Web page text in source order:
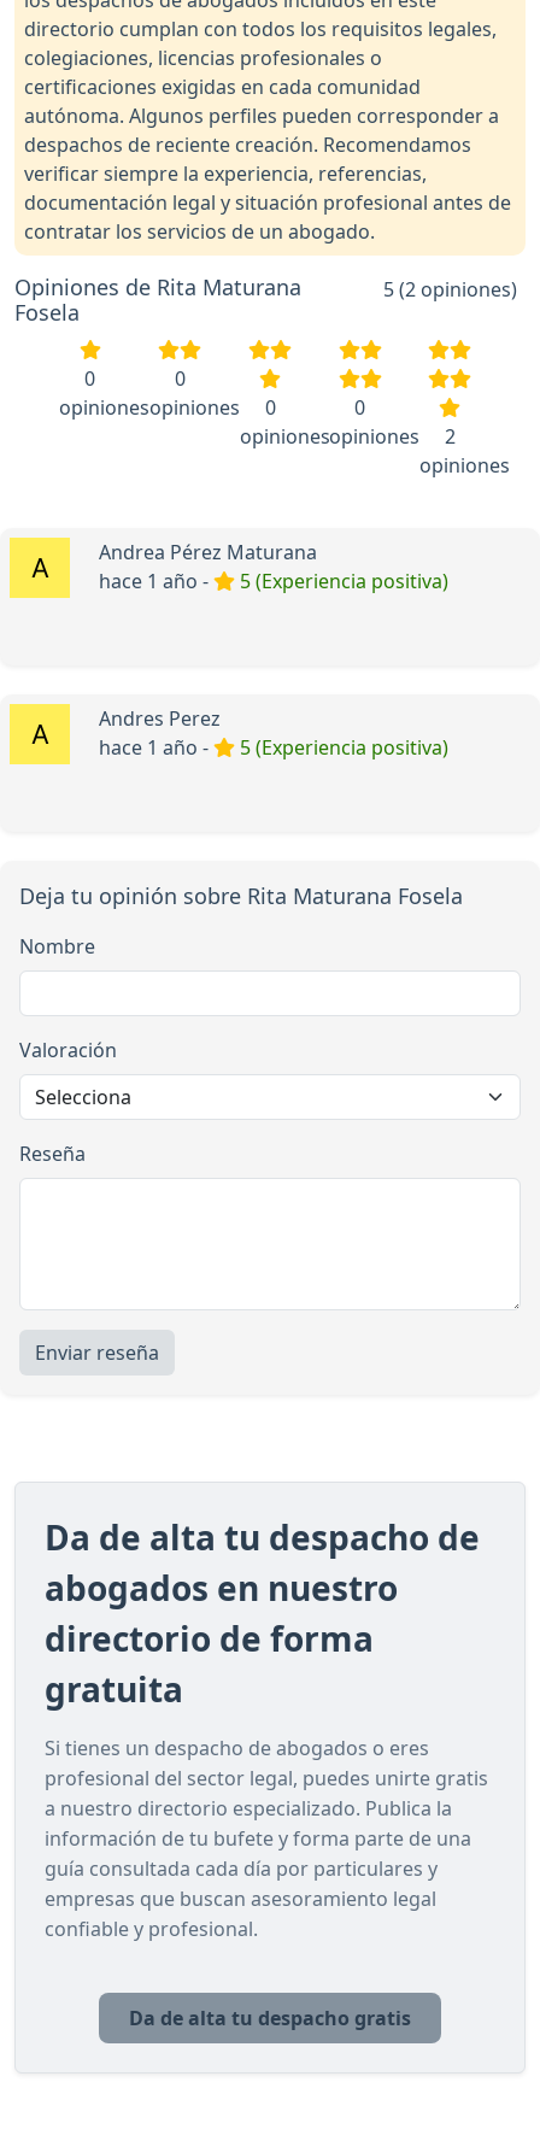
directorio cumplan con todos los requisitos legales,
colegiaciones, licencias profesionales o
certificaciones exigidas en cada comunidad
autónoma. Algunos perfiles pueden corresponder a
despachos de reciente creación. Recomendamos
verificar siempre la experiencia, referencias,
documentación legal y situación profesional antes de
contratar los servicios de un abogado.
Opiniones de Rita Maturana
Fosela
5 (2 opiniones)
0
opiniones
0
opiniones
0
opiniones
0
opiniones
2
opiniones
Andrea Pérez Maturana
hace 1 año -
5 (Experiencia positiva)
Andres Perez
hace 1 año -
5 (Experiencia positiva)
Deja tu opinión sobre Rita Maturana Fosela
Nombre
Valoración
Reseña
Enviar reseña
Da de alta tu despacho de
abogados en nuestro
directorio de forma
gratuita
Si tienes un despacho de abogados o eres
profesional del sector legal, puedes unirte gratis
a nuestro directorio especializado. Publica la
información de tu bufete y forma parte de una
guía consultada cada día por particulares y
empresas que buscan asesoramiento legal
confiable y profesional.
Da de alta tu despacho gratis